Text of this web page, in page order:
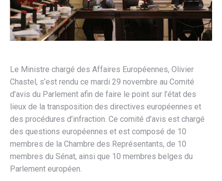
Le Ministre chargé des Affaires Européennes, Olivier
Chastel, s’est rendu ce mardi 29 novembre au Comité
d’avis du Parlement afin de faire le point sur l’état des
lieux de la transposition des directives européennes et
des procédures d’infraction. Ce comité d’avis est chargé
des questions européennes et est composé de 10
membres de la Chambre des Représentants, de 10
membres du Sénat, ainsi que 10 membres belges du
Parlement européen.